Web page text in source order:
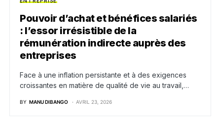
Pouvoir d’achat et bénéfices salariés
: l’essor irrésistible de la
rémunération indirecte auprès des
entreprises
Face à une inflation persistante et à des exigences
croissantes en matière de qualité de vie au travail,…
BY MANU DIBANGO AVRIL 23, 2026